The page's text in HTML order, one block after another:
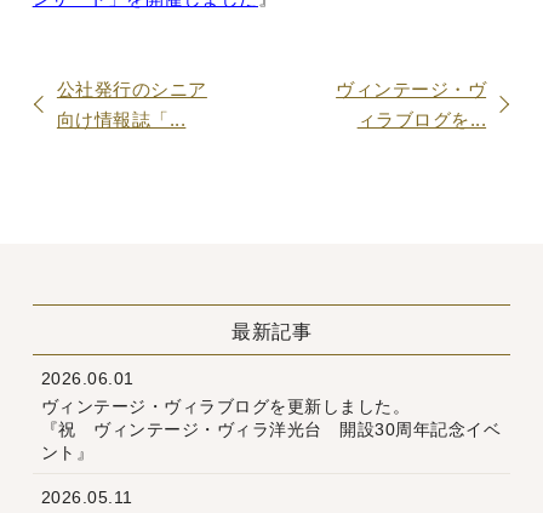
公社発行のシニア
向け情報誌「...
ヴィンテージ・ヴ
ィラブログを...
最新記事
2026.06.01
ヴィンテージ・ヴィラブログを更新しました。
『祝 ヴィンテージ・ヴィラ洋光台 開設30周年記念イベ
ント』
2026.05.11